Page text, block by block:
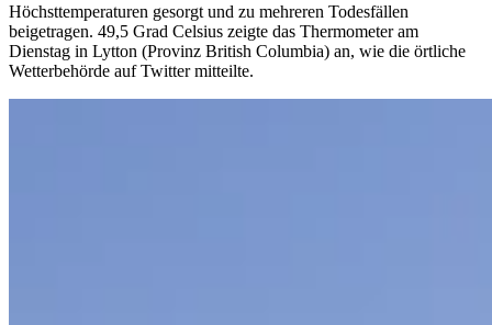
Höchsttemperaturen gesorgt und zu mehreren Todesfällen
beigetragen. 49,5 Grad Celsius zeigte das Thermometer am
Dienstag in Lytton (Provinz British Columbia) an, wie die örtliche
Wetterbehörde auf Twitter mitteilte.